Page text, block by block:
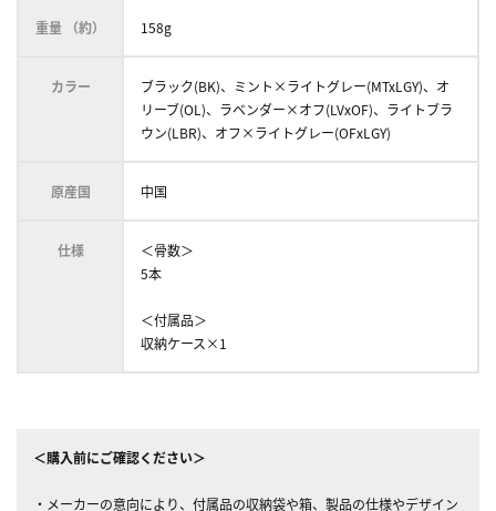
重量 （約） 158g
カラー
ブラック(BK)、ミント×ライトグレー(MTxLGY)、オ
リーブ(OL)、ラベンダー×オフ(LVxOF)、ライトブラ
ウン(LBR)、オフ×ライトグレー(OFxLGY)
原産国 中国
仕様
＜骨数＞
5本
＜付属品＞
収納ケース×1
＜購入前にご確認ください＞
・メーカーの意向により、付属品の収納袋や箱、製品の仕様やデザイン